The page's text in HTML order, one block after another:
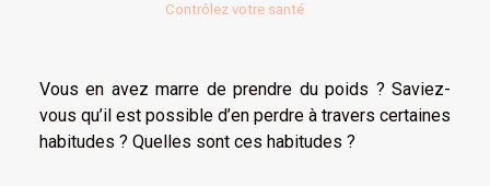
Contrôlez votre santé
Vous en avez marre de prendre du poids ? Saviez-
vous qu’il est possible d’en perdre à travers certaines
habitudes ? Quelles sont ces habitudes ?